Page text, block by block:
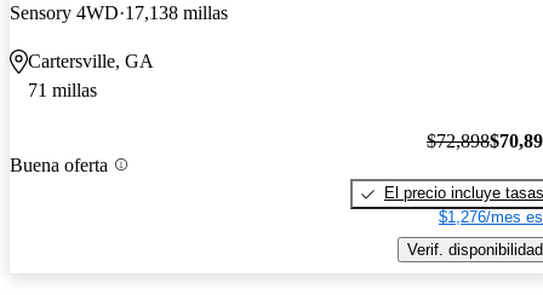
Sensory 4WD 17,138 millas
Cartersville, GA
71 millas
Buena oferta
$72,898
El precio incluye tasas
$1,276/mes
Verif. disponibilidad